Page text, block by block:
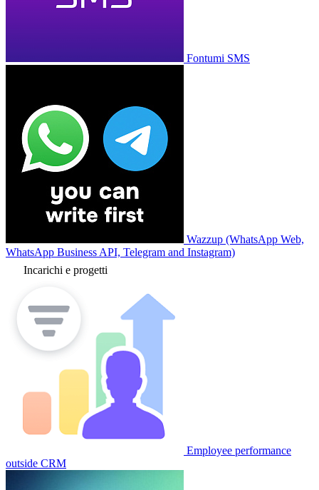
Fontumi SMS
Wazzup (WhatsApp Web,
WhatsApp Business API, Telegram and Instagram)
Incarichi e progetti
Employee performance
outside CRM